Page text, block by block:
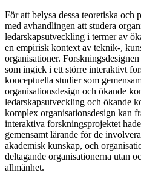
För att belysa dessa teoretiska och
med avhandlingen att studera
ledarskapsutveckling i termer av
en empirisk kontext av teknik-,
organisationer.
som ingick i ett större interaktivt
konceptuella studier som
organisationsdesign och ökande
ledarskapsutveckling och ökande
komplex organisationsdesign kan
interaktiva forskningsprojektet
gemensamt lärande för de
akademisk kunskap, och
deltagande organisationerna utan
allmänhet.